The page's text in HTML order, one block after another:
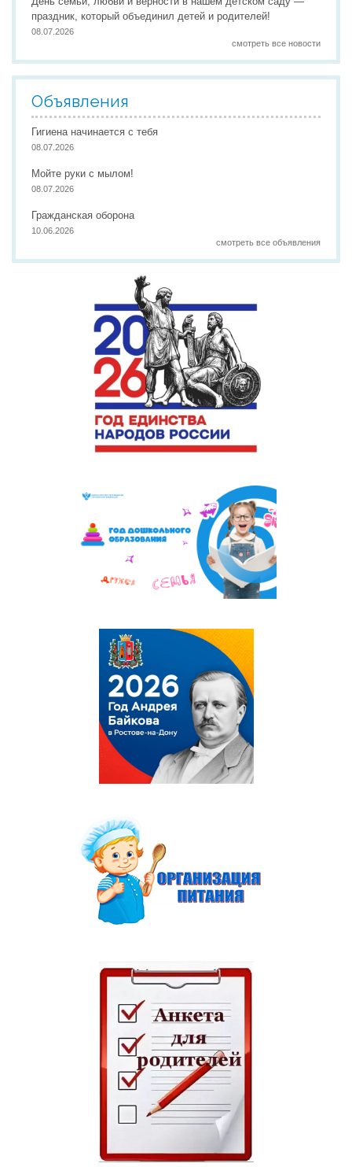
праздник, который объединил детей и родителей!
08.07.2026
смотреть все новости
Объявления
Гигиена начинается с тебя
08.07.2026
Мойте руки с мылом!
08.07.2026
Гражданская оборона
10.06.2026
смотреть все объявления